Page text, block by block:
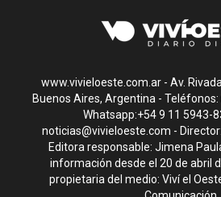
www.vivieloeste.com.ar - Av.
Buenos Aires, Argentina -
Whatsapp:+54 9 11 5943-
noticias@vivieloeste.com -
Editora responsable: Jimena
información desde el 20 de abril
propietaria del medio: Viví el